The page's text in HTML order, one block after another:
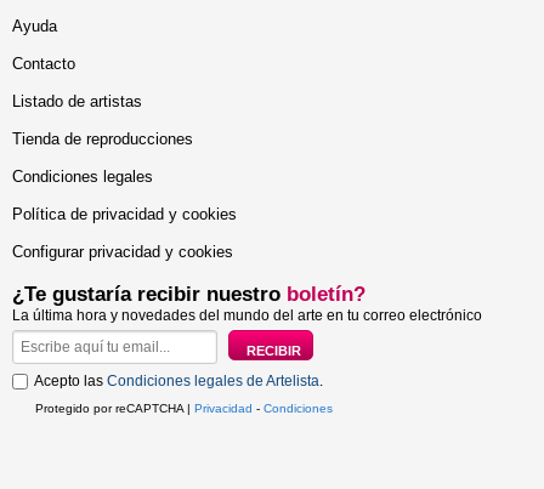
Ayuda
Contacto
Listado de artistas
Tienda de reproducciones
Condiciones legales
Política de privacidad y cookies
Configurar privacidad y cookies
¿Te gustaría recibir nuestro boletín?
La última hora y novedades del mundo del arte en tu correo electrónico
Acepto las Condiciones legales de Artelista.
Protegido por reCAPTCHA | Privacidad - Condiciones